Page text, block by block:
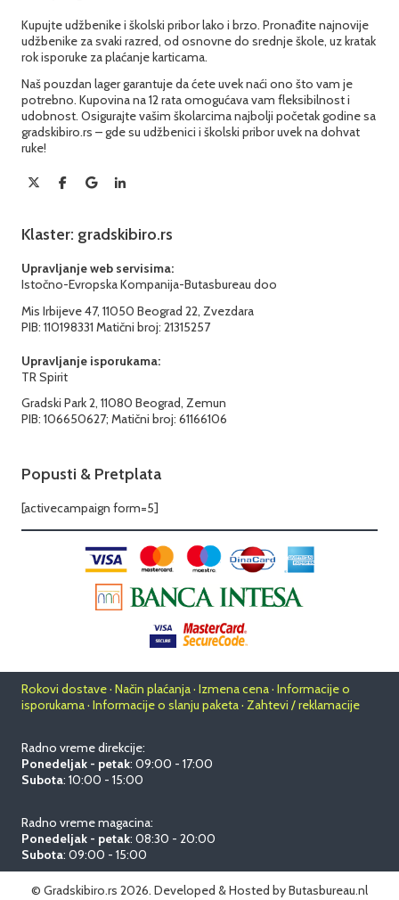
Kupujte udžbenike i školski pribor lako i brzo. Pronađite najnovije
udžbenike za svaki razred, od osnovne do srednje škole, uz kratak
rok isporuke za plaćanje karticama.
Naš pouzdan lager garantuje da ćete uvek naći ono što vam je
potrebno. Kupovina na 12 rata omogućava vam fleksibilnost i
udobnost. Osigurajte vašim školarcima najbolji početak godine sa
gradskibiro.rs – gde su udžbenici i školski pribor uvek na dohvat
ruke!
Klaster: gradskibiro.rs
Upravljanje web servisima:
Istočno-Evropska Kompanija-Butasbureau doo
Mis Irbijeve 47, 11050 Beograd 22, Zvezdara
PIB: 110198331 Matični broj: 21315257
Upravljanje isporukama:
TR Spirit
Gradski Park 2, 11080 Beograd, Zemun
PIB: 106650627; Matični broj: 61166106
Popusti & Pretplata
[activecampaign form=5]
Rokovi dostave · Način plaćanja · Izmena cena · Informacije o
isporukama · Informacije o slanju paketa · Zahtevi / reklamacije
Radno vreme direkcije:
Ponedeljak - petak: 09:00 - 17:00
Subota: 10:00 - 15:00
Radno vreme magacina:
Ponedeljak - petak: 08:30 - 20:00
Subota: 09:00 - 15:00
© Gradskibiro.rs 2026. Developed & Hosted byButasbureau.nl